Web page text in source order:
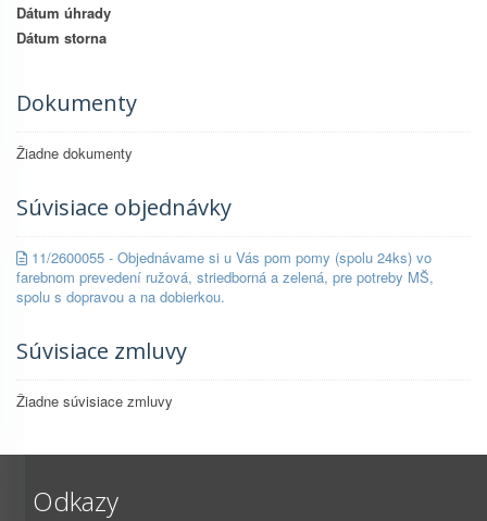
Dátum úhrady
Dátum storna
Dokumenty
Žiadne dokumenty
Súvisiace objednávky
11/2600055 - Objednávame si u Vás pom pomy (spolu 24ks) vo
farebnom prevedení ružová, striedborná a zelená, pre potreby MŠ,
spolu s dopravou a na dobierkou.
Súvisiace zmluvy
Žiadne súvisiace zmluvy
Odkazy